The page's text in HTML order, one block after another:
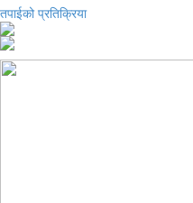
तपाईको प्रतिक्रिया